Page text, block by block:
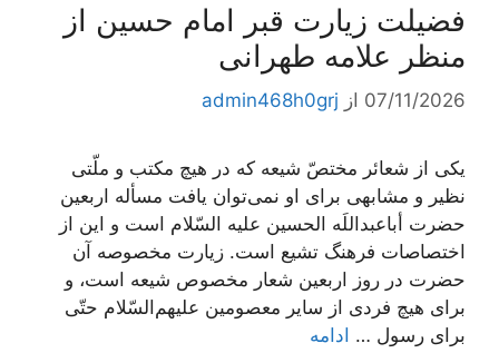
فضيلت زيارت قبر امام حسين از
منظر علامه طهرانی
07/11/2026 از admin468h0grj
یکى از شعائر مختصّ شیعه که در هیچ مکتب و ملّتى
نظیر و مشابهى براى او نمى‌توان یافت مسأله اربعین
حضرت أباعبداللَه الحسین علیه السّلام است و این از
اختصاصات فرهنگ تشیع است. زیارت مخصوصه آن
حضرت در روز اربعین شعار مخصوص شیعه است، و
براى هیچ فردى از سایر معصومین علیهم‌السّلام حتّى
براى رسول … ادامه